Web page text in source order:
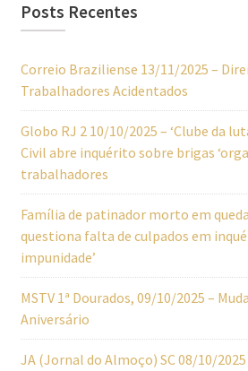
Posts Recentes
Correio Braziliense 13/11/2025 –
Trabalhadores Acidentados
Globo RJ 2 10/10/2025 – ‘Clube da
Civil abre inquérito sobre brigas
trabalhadores
Família de patinador morto em
questiona falta de culpados em
impunidade’
MSTV 1ª Dourados, 09/10/2025 –
Aniversário
JA (Jornal do Almoço) SC 08/10/